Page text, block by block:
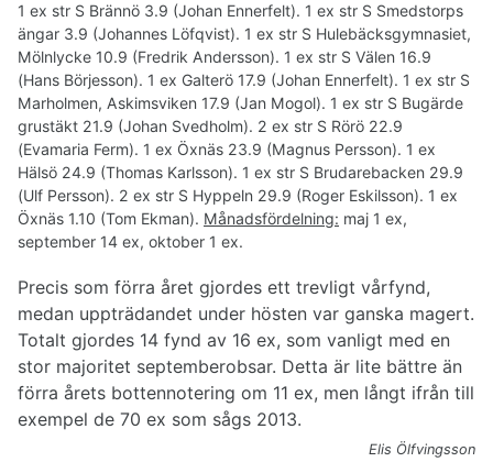
1 ex str S Brännö 3.9 (Johan Ennerfelt). 1 ex str S Smedstorps
ängar 3.9 (Johannes Löfqvist). 1 ex str S Hulebäcksgymnasiet,
Mölnlycke 10.9 (Fredrik Andersson). 1 ex str S Välen 16.9
(Hans Börjesson). 1 ex Galterö 17.9 (Johan Ennerfelt). 1 ex str S
Marholmen, Askimsviken 17.9 (Jan Mogol). 1 ex str S Bugärde
grustäkt 21.9 (Johan Svedholm). 2 ex str S Rörö 22.9
(Evamaria Ferm). 1 ex Öxnäs 23.9 (Magnus Persson). 1 ex
Hälsö 24.9 (Thomas Karlsson). 1 ex str S Brudarebacken 29.9
(Ulf Persson). 2 ex str S Hyppeln 29.9 (Roger Eskilsson). 1 ex
Öxnäs 1.10 (Tom Ekman). Månadsfördelning: maj 1 ex,
september 14 ex, oktober 1 ex.
Precis som förra året gjordes ett trevligt vårfynd,
medan uppträdandet under hösten var ganska magert.
Totalt gjordes 14 fynd av 16 ex, som vanligt med en
stor majoritet septemberobsar. Detta är lite bättre än
förra årets bottennotering om 11 ex, men långt ifrån till
exempel de 70 ex som sågs 2013.
Elis Ölfvingsson